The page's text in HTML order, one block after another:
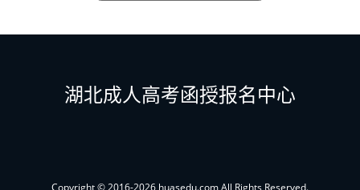
的分析与设计能力；
湖北成人高考函授报名中心
Copyright © 2016-2026 huasedu.com All Rights Reserved.